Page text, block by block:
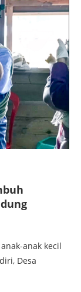
anak kecil
Desa